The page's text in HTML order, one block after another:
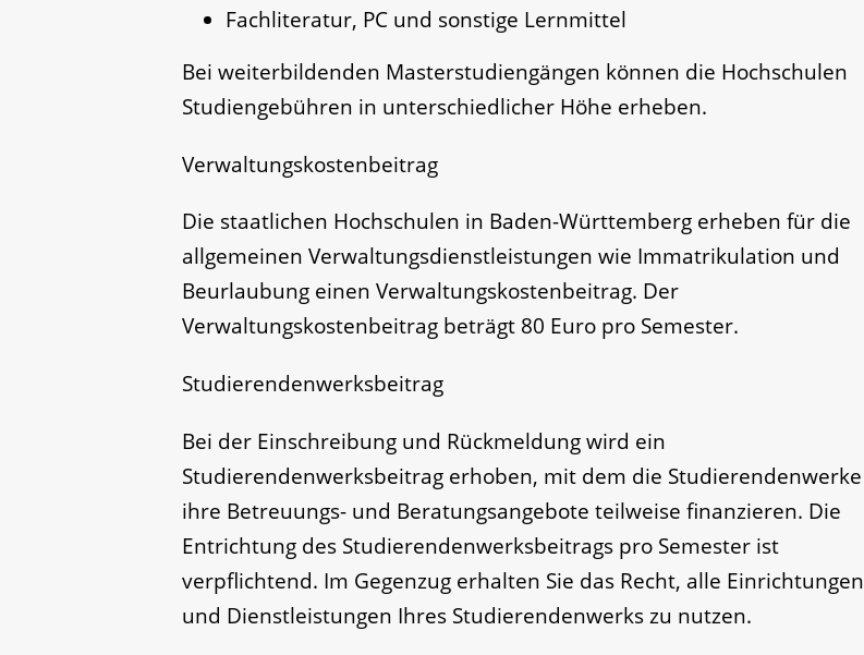
Fachliteratur, PC und sonstige Lernmittel
Bei weiterbildenden Masterstudiengängen können die Hochschulen
Studiengebühren in unterschiedlicher Höhe erheben.
Verwaltungskostenbeitrag
Die staatlichen Hochschulen in Baden-Württemberg erheben für die
allgemeinen Verwaltungsdienstleistungen wie Immatrikulation und
Beurlaubung einen Verwaltungskostenbeitrag. Der
Verwaltungskostenbeitrag beträgt 80 Euro pro Semester.
Studierendenwerksbeitrag
Bei der Einschreibung und Rückmeldung wird ein
Studierendenwerksbeitrag erhoben, mit dem die Studierendenwerke
ihre Betreuungs- und Beratungsangebote teilweise finanzieren. Die
Entrichtung des Studierendenwerksbeitrags pro Semester ist
verpflichtend. Im Gegenzug erhalten Sie das Recht, alle Einrichtungen
und Dienstleistungen Ihres Studierendenwerks zu nutzen.